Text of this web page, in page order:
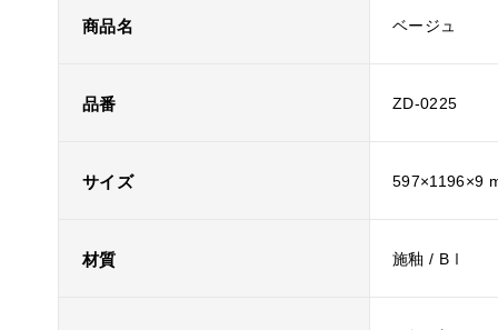
商品名 ベージュ
品番 ZD-0225
サイズ 597×1196×9
材質 施釉 / BⅠ